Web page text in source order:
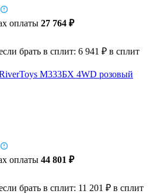
оплаты 27 764 ₽
брать в сплит: 6 941 ₽ в сплит
М333БХ 4WD розовый
оплаты 44 801 ₽
брать в сплит: 11 201 ₽ в сплит